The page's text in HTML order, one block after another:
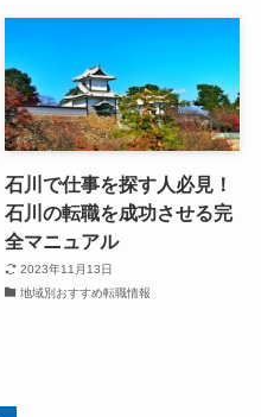
石川で仕事を探す人必見！
石川の転職を成功させる完
全マニュアル
2023年11月13日
地域別おすすめ転職情報